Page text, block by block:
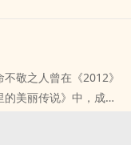
……这一个个世界都有
敬之人曾在《2012》
美丽传说》中，成为